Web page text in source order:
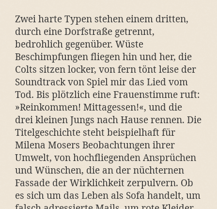
Zwei harte Typen stehen einem dritten,
durch eine Dorfstraße getrennt,
bedrohlich gegenüber. Wüste
Beschimpfungen fliegen hin und her, die
Colts sitzen locker, von fern tönt leise der
Soundtrack von Spiel mir das Lied vom
Tod. Bis plötzlich eine Frauenstimme ruft:
»Reinkommen! Mittagessen!«, und die
drei kleinen Jungs nach Hause rennen. Die
Titelgeschichte steht beispielhaft für
Milena Mosers Beobachtungen ihrer
Umwelt, von hochfliegenden Ansprüchen
und Wünschen, die an der nüchternen
Fassade der Wirklichkeit zerpulvern. Ob
es sich um das Leben als Sofa handelt, um